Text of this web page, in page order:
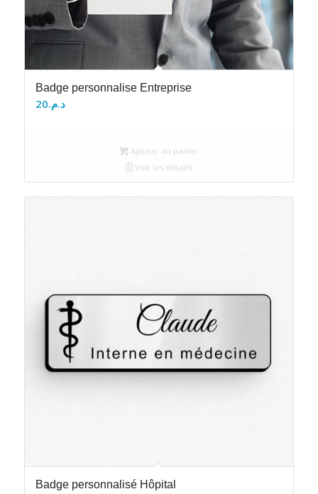
Badge personnalise Entreprise
د.م.20
Ajouter au panier
Voir les détails
Badge personnalisé Hôpital